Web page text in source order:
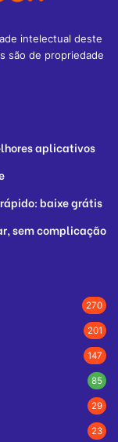
intelectual deste
são de propriedade
aplicativos
baixe grátis
sem complicação
270
201
147
85
29
23